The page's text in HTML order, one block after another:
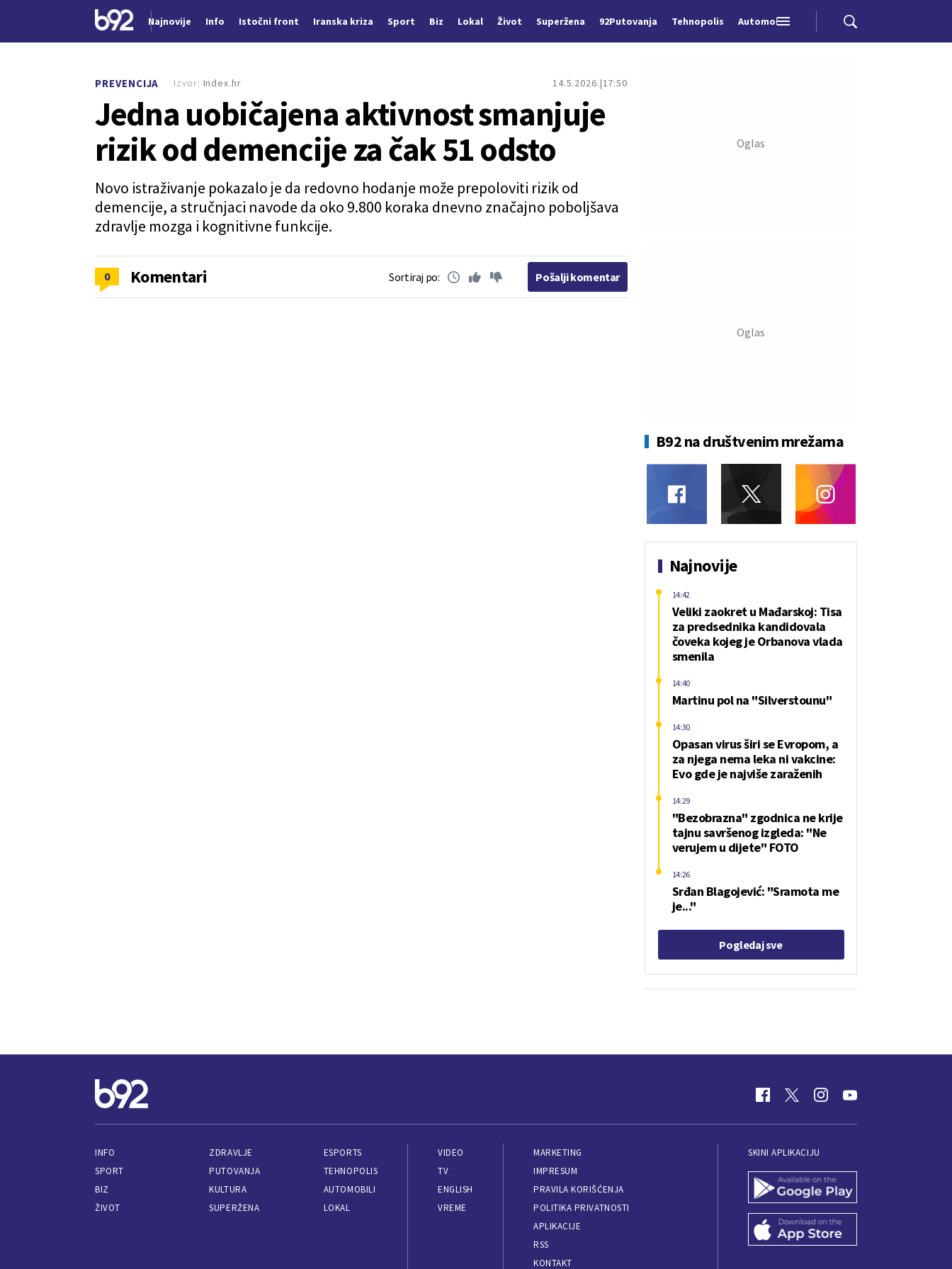
Najnovije Info Istočni front Iranska kriza Sport Biz Lokal Život Superžena 92Putovanja Tehnopolis Automobili
PREVENCIJA 14.5.2026. 17:50
Jedna uobičajena aktivnost smanjuje
rizik od demencije za čak 51 odsto
Novo istraživanje pokazalo je da redovno hodanje može prepoloviti rizik od
demencije, a stručnjaci navode da oko 9.800 koraka dnevno značajno poboljšava
zdravlje mozga i kognitivne funkcije.
Izvor: Index.hr
0 Komentari Sortiraj po: Pošalji komentar
B92 na društvenim mrežama
Najnovije
Veliki zaokret u Mađarskoj: Tisa
za predsednika kandidovala
čoveka kojeg je Orbanova vlada
smenila
14:42
Martinu pol na "Silverstounu"
14:40
Opasan virus širi se Evropom, a
za njega nema leka ni vakcine:
Evo gde je najviše zaraženih
14:30
"Bezobrazna" zgodnica ne krije
tajnu savršenog izgleda: "Ne
verujem u dijete" FOTO
14:29
Srđan Blagojević: "Sramota me
je..."
14:26
Pogledaj sve
INFO
SPORT
BIZ
ŽIVOT
ZDRAVLJE
PUTOVANJA
KULTURA
SUPERŽENA
ESPORTS
TEHNOPOLIS
AUTOMOBILI
LOKAL
VIDEO
TV
ENGLISH
VREME
MARKETING
IMPRESUM
PRAVILA KORIŠĆENJA
POLITIKA PRIVATNOSTI
APLIKACIJE
RSS
KONTAKT
SKINI APLIKACIJU